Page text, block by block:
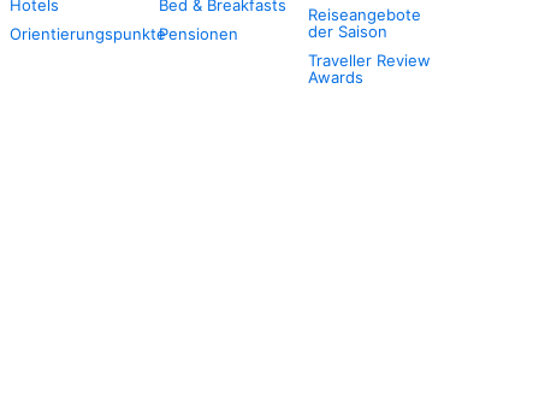
Hotels
Orientierungspunkte
Bed & Breakfasts
Pensionen
Reiseangebote
der Saison
Traveller Review
Awards